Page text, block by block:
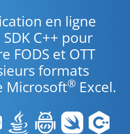
en ligne
C++ pour
FODS et OTT
formats
Microsoft® Excel.